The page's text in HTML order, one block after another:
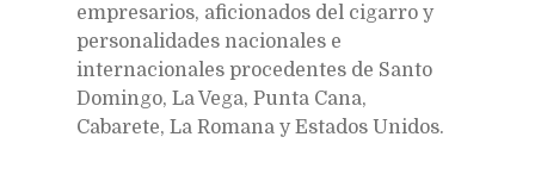
empresarios, aficionados del cigarro y
personalidades nacionales e
internacionales procedentes de Santo
Domingo, La Vega, Punta Cana,
Cabarete, La Romana y Estados Unidos.